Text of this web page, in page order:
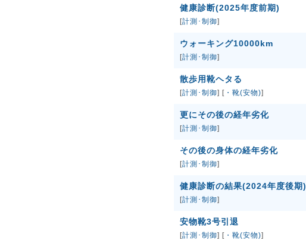
健康診断(2025年度前期)
[計測･制御]
ウォーキング10000km
[計測･制御]
散歩用靴ヘタる
[計測･制御] [ ・靴(安物)]
更にその後の経年劣化
[計測･制御]
その後の身体の経年劣化
[計測･制御]
健康診断の結果(2024年度後期)
[計測･制御]
安物靴3号引退
[計測･制御] [ ・靴(安物)]